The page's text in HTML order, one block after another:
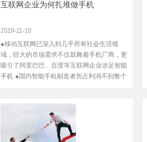
互联网企业为何扎堆做手机
2019-11-10
●移动互联网已深入到几乎所有社会生活领
域，巨大的市场需求不仅鼓舞着手机厂商，更
吸引了阿里巴巴、百度等互联网企业涉足智能
手机 ●国内智能手机制造者所占利润不到整个